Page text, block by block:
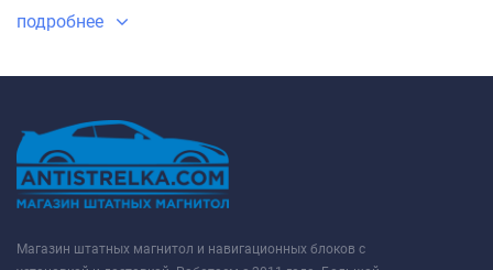
магнитолы Hyundai i30 3 2017+
ТОП-3 недорогих товаров из категории Штатные магнитолы
Hyundai i30 3 2017+ - ✓Штатная магнитола Parafar PF359FHD
Hyundai i30 2018+✓Штатная магнитола Parafar PF359XHD
Hyundai i30 2018+✓Штатная магнитола Airoc RM-2014 Hyundai
✔ Какие Штатные магнитолы Hyundai i30 3 2017+
подробнее
Магазин штатных магнитол и навигационных блоков с